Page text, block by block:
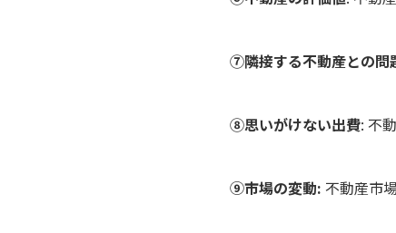
⑦隣接する不動産との問
⑧思いがけない出費: 不
⑨市場の変動: 不動産市